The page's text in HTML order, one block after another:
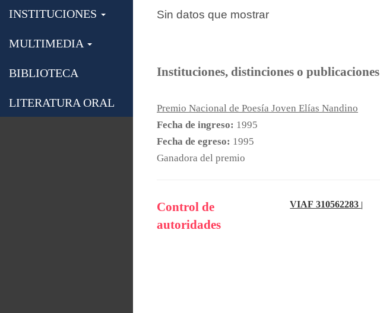
INSTITUCIONES
MULTIMEDIA
BIBLIOTECA
LITERATURA ORAL
Sin datos que mostrar
Instituciones, distinciones o publicaciones
Premio Nacional de Poesía Joven Elías Nandino
Fecha de ingreso: 1995
Fecha de egreso: 1995
Ganadora del premio
Control de
autoridades
VIAF 310562283